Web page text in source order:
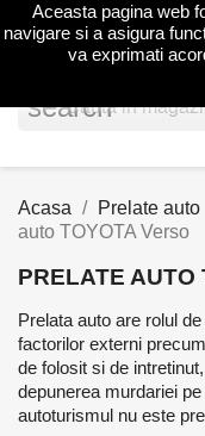

search
Acasa Prelate auto
auto TOYOTA Verso
PRELATE AUTO
Prelata auto are rolul
factorilor externi
de folosit si de
depunerea murdariei
autoturismul nu este
Aceasta pagina web
navigare si a asigura
va exprimati